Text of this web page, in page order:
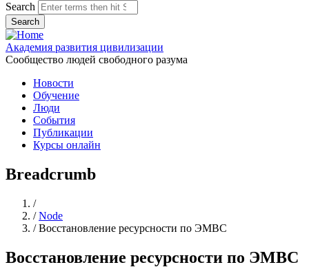
Search
Академия развития цивилизации
Сообщество людей свободного разума
Новости
Обучение
Люди
События
Публикации
Курсы онлайн
Breadcrumb
/Home
/ Node
/ Восстановление ресурсности по ЭМВС
Восстановление ресурсности по ЭМВС